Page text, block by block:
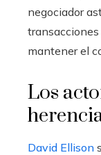
negociador
mantener el
Los
David Ellison